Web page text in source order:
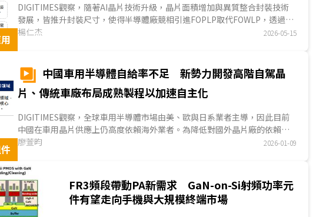
DIGITIMES觀察，隨著AI晶片技術升級，晶片面積增加與異質整合封裝技術
發展，皆推升封裝尺寸，使得半導體廠競相引進FOPLP取代FOWLP，透過
「以方代圓」提升生產效率，而面板廠因舊有產能的玻璃基板尺寸較封測廠
品，宣示其抵抗玻璃基板翹曲問題已初見成效，並力圖於近1~2年內將相關技
術導入量產；友達選擇暫時迴避與封測廠直接競爭，先行發展衛星天線、光
通訊等RDL製程相關應用，積累技術實力；夏普則透過售廠予封測廠AOI電
楊仁杰 2026-05-15
中國車用半導體自給率不足 新勢力開發高階自駕晶
片、傳統車廠布局成熟製程以加速自主化
DIGITIMES觀察，全球車用半導體市場由美、歐與日系業者主導，因此目前
中國在車用晶片供應上仍高度依賴海外業者。為降低對國外晶片廠的依賴，
中系車廠、晶片廠與科技業者紛紛投入車用晶片開發。在Tesla自研晶片成功
程晶片，傳統車廠則以成熟製程晶片為主。...
廖萱昀 2026-01-09
FR3頻段帶動PA新需求 GaN-on-Si射頻功率元
件有望走向手機與大規模終端市場